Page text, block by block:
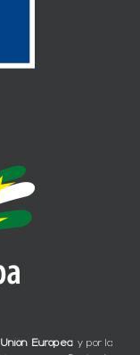
Unión Europea y por la